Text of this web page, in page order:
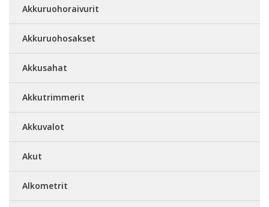
Akkuruohoraivurit
Akkuruohosakset
Akkusahat
Akkutrimmerit
Akkuvalot
Akut
Alkometrit